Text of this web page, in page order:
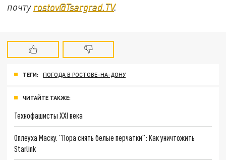
почту rostov@Tsargrad.ТV.
ТЕГИ: ПОГОДА В РОСТОВЕ-НА-ДОНУ
ЧИТАЙТЕ ТАКЖЕ:
Технофашисты XXI века
Оплеуха Маску. "Пора снять белые перчатки": Как уничтожить
Starlink